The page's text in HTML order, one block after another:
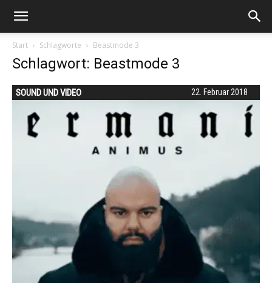
Start Schlagworte Beastmode 3
Schlagwort: Beastmode 3
22. Februar 2018
SOUND UND VIDEO